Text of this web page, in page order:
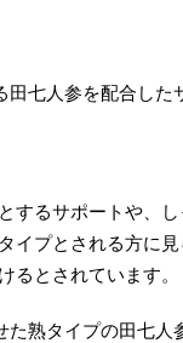
七人参を配合した
するサポートや、
イプとされる方に
るとされています。
熟タイプの田七人